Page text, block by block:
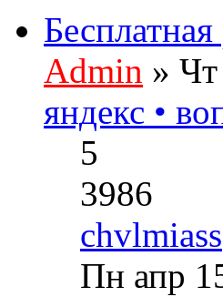
Admin »
яндекс •
5
3986
chvlmiass
Пн апр